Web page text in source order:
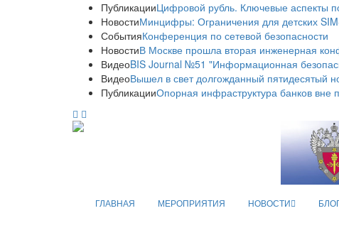
ПубликацииЦифровой рубль. Ключевые аспекты
НовостиМинцифры: Ограничения для детских
СобытияКонференция по сетевой безопасности
НовостиВ Москве прошла вторая инженерная
ВидеоBIS Journal №51 "Информационная
ВидеоВышел в свет долгожданный пятидесятый
ПубликацииОпорная инфраструктура банков вне
ГЛАВНАЯ МЕРОПРИЯТИЯ НОВОСТИ